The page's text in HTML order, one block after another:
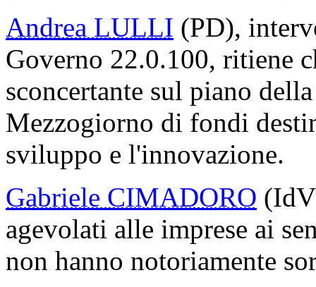
Andrea LULLI (PD),
Governo 22.0.100, ritiene
sconcertante sul piano
Mezzogiorno di fondi
sviluppo e l'innovazione.
Gabriele CIMADORO
agevolati alle imprese ai
non hanno notoriamente